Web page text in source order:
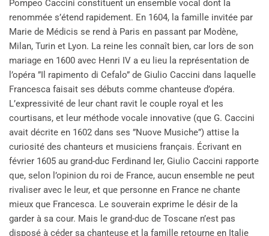
Pompeo Caccini constituent un ensemble vocal dont la
renommée s’étend rapidement. En 1604, la famille invitée par
Marie de Médicis se rend à Paris en passant par Modène,
Milan, Turin et Lyon. La reine les connaît bien, car lors de son
mariage en 1600 avec Henri IV a eu lieu la représentation de
l’opéra ”Il rapimento di Cefalo” de Giulio Caccini dans laquelle
Francesca faisait ses débuts comme chanteuse d’opéra.
L’expressivité de leur chant ravit le couple royal et les
courtisans, et leur méthode vocale innovative (que G. Caccini
avait décrite en 1602 dans ses ”Nuove Musiche”) attise la
curiosité des chanteurs et musiciens français. Écrivant en
février 1605 au grand-duc Ferdinand Ier, Giulio Caccini rapporte
que, selon l’opinion du roi de France, aucun ensemble ne peut
rivaliser avec le leur, et que personne en France ne chante
mieux que Francesca. Le souverain exprime le désir de la
garder à sa cour. Mais le grand-duc de Toscane n’est pas
disposé à céder sa chanteuse et la famille retourne en Italie